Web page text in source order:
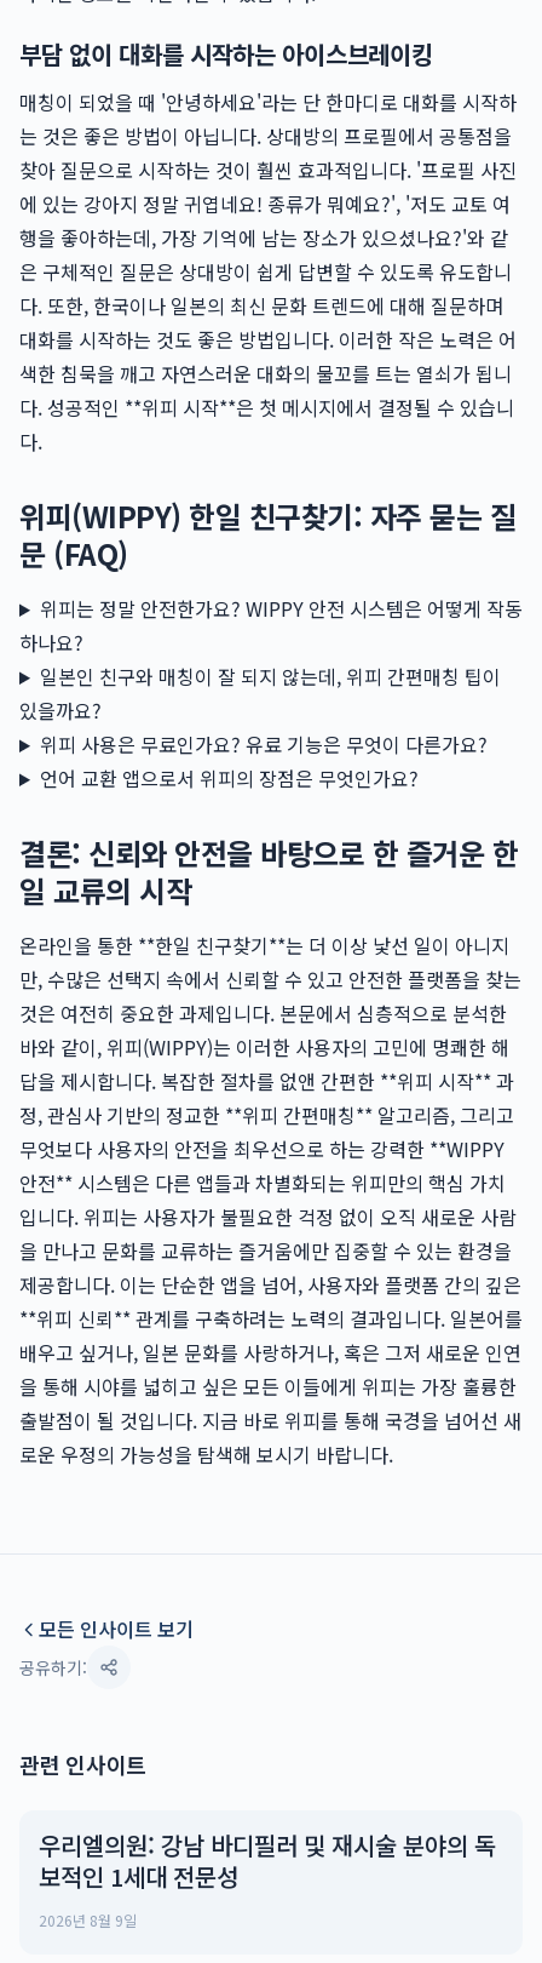
부담 없이 대화를 시작하는 아이스브레이킹
매칭이 되었을 때 '안녕하세요'라는 단 한마디로 대화를 시작하
는 것은 좋은 방법이 아닙니다. 상대방의 프로필에서 공통점을
찾아 질문으로 시작하는 것이 훨씬 효과적입니다. '프로필 사진
에 있는 강아지 정말 귀엽네요! 종류가 뭐예요?', '저도 교토 여
행을 좋아하는데, 가장 기억에 남는 장소가 있으셨나요?'와 같
은 구체적인 질문은 상대방이 쉽게 답변할 수 있도록 유도합니
다. 또한, 한국이나 일본의 최신 문화 트렌드에 대해 질문하며
대화를 시작하는 것도 좋은 방법입니다. 이러한 작은 노력은 어
색한 침묵을 깨고 자연스러운 대화의 물꼬를 트는 열쇠가 됩니
다. 성공적인 **위피 시작**은 첫 메시지에서 결정될 수 있습니
다.
위피(WIPPY) 한일 친구찾기: 자주 묻는 질
문 (FAQ)
위피는 정말 안전한가요? WIPPY 안전 시스템은 어떻게 작동
하나요?
일본인 친구와 매칭이 잘 되지 않는데, 위피 간편매칭 팁이
있을까요?
위피 사용은 무료인가요? 유료 기능은 무엇이 다른가요?
언어 교환 앱으로서 위피의 장점은 무엇인가요?
결론: 신뢰와 안전을 바탕으로 한 즐거운 한
일 교류의 시작
온라인을 통한 **한일 친구찾기**는 더 이상 낯선 일이 아니지
만, 수많은 선택지 속에서 신뢰할 수 있고 안전한 플랫폼을 찾는
것은 여전히 중요한 과제입니다. 본문에서 심층적으로 분석한
바와 같이, 위피(WIPPY)는 이러한 사용자의 고민에 명쾌한 해
답을 제시합니다. 복잡한 절차를 없앤 간편한 **위피 시작** 과
정, 관심사 기반의 정교한 **위피 간편매칭** 알고리즘, 그리고
무엇보다 사용자의 안전을 최우선으로 하는 강력한 **WIPPY
안전** 시스템은 다른 앱들과 차별화되는 위피만의 핵심 가치
입니다. 위피는 사용자가 불필요한 걱정 없이 오직 새로운 사람
을 만나고 문화를 교류하는 즐거움에만 집중할 수 있는 환경을
제공합니다. 이는 단순한 앱을 넘어, 사용자와 플랫폼 간의 깊은
**위피 신뢰** 관계를 구축하려는 노력의 결과입니다. 일본어를
배우고 싶거나, 일본 문화를 사랑하거나, 혹은 그저 새로운 인연
을 통해 시야를 넓히고 싶은 모든 이들에게 위피는 가장 훌륭한
출발점이 될 것입니다. 지금 바로 위피를 통해 국경을 넘어선 새
로운 우정의 가능성을 탐색해 보시기 바랍니다.
모든 인사이트 보기
공유하기:
관련 인사이트
우리엘의원: 강남 바디필러 및 재시술 분야의 독
보적인 1세대 전문성
2026년 8월 9일